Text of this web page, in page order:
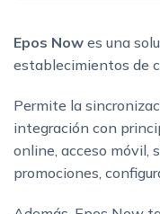
Epos Now es una
establecimientos de
Permite la
integración con
online, acceso móvil,
promociones,